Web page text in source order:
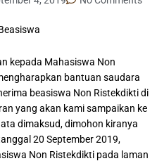
kepada Mahasiswa Non
bantuan saudara
beasiswa Non Ristekdikti di
yang akan kami sampaikan ke
dimaksud, dimohon kiranya
20 September 2019,
Non Ristekdikti pada laman